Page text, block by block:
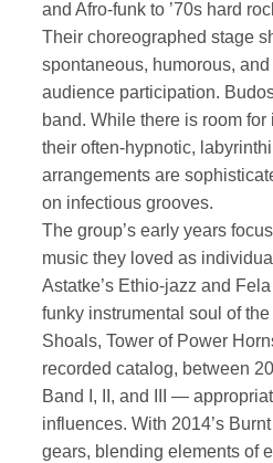
and Afro-funk to ’70s hard
Their choreographed stage
spontaneous, humorous,
audience participation.
band. While there is room
their often-hypnotic,
arrangements are
on infectious grooves.
The group’s early years
music they loved as
Astatke’s Ethio-jazz and
funky instrumental soul of
Shoals, Tower of Power
recorded catalog, between
Band I, II, and III —
influences. With 2014’s
gears, blending elements of